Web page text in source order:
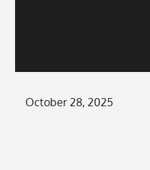
Posted
October 28, 2025